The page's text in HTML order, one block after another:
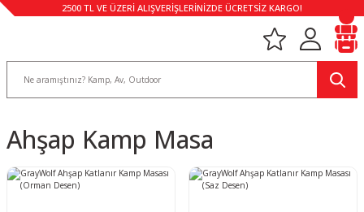
2500 TL VE ÜZERİ ALIŞVERİŞLERİNİZDE ÜCRETSİZ KARGO!
Ahşap Kamp Masa